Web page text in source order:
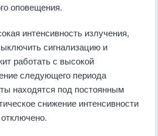
оповещения.
интенсивность излучения,
сигнализацию и
работать с высокой
следующего периода
находятся под постоянным
снижение интенсивности